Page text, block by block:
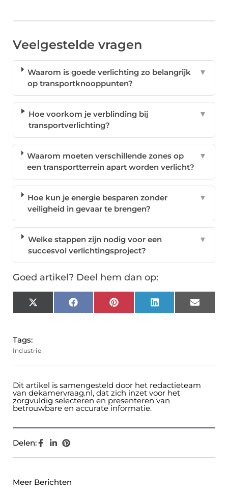
Veelgestelde vragen
Waarom is goede verlichting zo belangrijk
op transportknooppunten?
▼
Hoe voorkom je verblinding bij
transportverlichting?
▼
Waarom moeten verschillende zones op
een transportterrein apart worden verlicht?
▼
Hoe kun je energie besparen zonder
veiligheid in gevaar te brengen?
▼
Welke stappen zijn nodig voor een
succesvol verlichtingsproject?
▼
Goed artikel? Deel hem dan op:
X
(Twitter)
FacebookPinterest LinkedIn Email
Tags:
Industrie
Dit artikel is samengesteld door het redactieteam
van dekamervraag.nl, dat zich inzet voor het
zorgvuldig selecteren en presenteren van
betrouwbare en accurate informatie.
Delen:
Meer Berichten